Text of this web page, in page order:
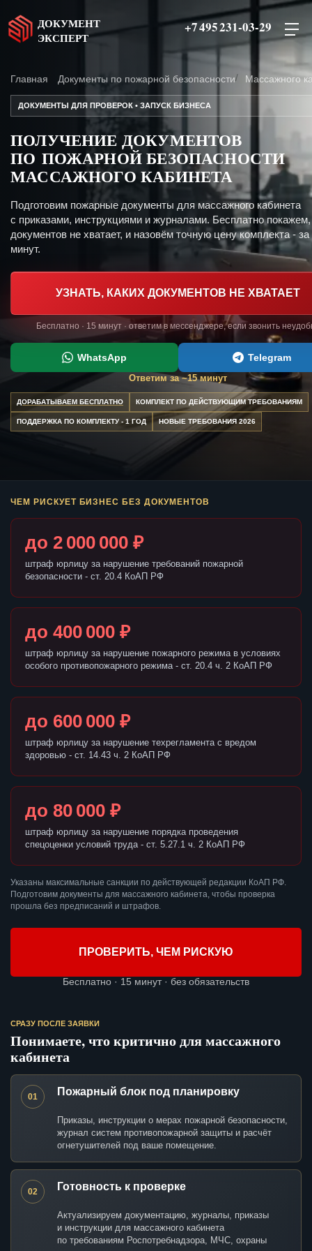
ДОКУМЕНТ
ЭКСПЕРТ
+7 495 231-03-29
Главная Документы по пожарной безопасности Массажного
ДОКУМЕНТЫ ДЛЯ ПРОВЕРОК • ЗАПУСК БИЗНЕСА
ПОЛУЧЕНИЕ ДОКУМЕНТОВ
ПО ПОЖАРНОЙ БЕЗОПАСНОСТИ
МАССАЖНОГО КАБИНЕТА
Подготовим пожарные документы для массажного кабинета
с приказами, инструкциями и журналами. Бесплатно покажем,
документов не хватает, и назовём точную цену комплекта - за
минут.
УЗНАТЬ, КАКИХ ДОКУМЕНТОВ НЕ ХВАТАЕТ
Бесплатно · 15 минут · ответим в мессенджере, если звонить
WhatsApp Telegram
Ответим за ~15 минут
ДОРАБАТЫВАЕМ БЕСПЛАТНО КОМПЛЕКТ ПО ДЕЙСТВУЮЩИМ ТРЕБОВАНИЯМ
ПОДДЕРЖКА ПО КОМПЛЕКТУ - 1 ГОД НОВЫЕ ТРЕБОВАНИЯ 2026
ЧЕМ РИСКУЕТ БИЗНЕС БЕЗ ДОКУМЕНТОВ
до 2 000 000 ₽
штраф юрлицу за нарушение требований пожарной
безопасности - ст. 20.4 КоАП РФ
до 400 000 ₽
штраф юрлицу за нарушение пожарного режима в условиях
особого противопожарного режима - ст. 20.4 ч. 2 КоАП РФ
до 600 000 ₽
штраф юрлицу за нарушение техрегламента с вредом
здоровью - ст. 14.43 ч. 2 КоАП РФ
до 80 000 ₽
штраф юрлицу за нарушение порядка проведения
спецоценки условий труда - ст. 5.27.1 ч. 2 КоАП РФ
Указаны максимальные санкции по действующей редакции КоАП РФ.
Подготовим документы для массажного кабинета, чтобы проверка
прошла без предписаний и штрафов.
ПРОВЕРИТЬ, ЧЕМ РИСКУЮ
Бесплатно · 15 минут · без обязательств
СРАЗУ ПОСЛЕ ЗАЯВКИ
Понимаете, что критично для массажного
кабинета
01 Пожарный блок под планировку
Приказы, инструкции о мерах пожарной безопасности,
журнал систем противопожарной защиты и расчёт
огнетушителей под ваше помещение.
02 Готовность к проверке
Актуализируем документацию, журналы, приказы
и инструкции для массажного кабинета
по требованиям Роспотребнадзора, МЧС, охраны